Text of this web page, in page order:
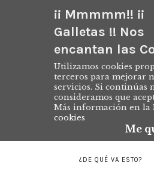
¡¡ Mmmmm!! ¡¡
Galletas !! Nos
encantan las
Utilizamos cookies
terceros para mejorar
servicios. Si continúas
consideramos que
Más información en la
cookies
Me
¿DE QUÉ VA ESTO?